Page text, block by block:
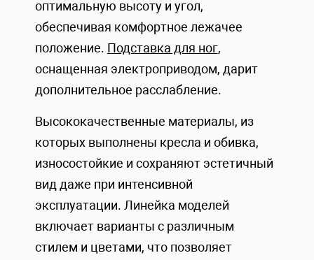
оптимальную высоту и угол,
обеспечивая комфортное лежачее
положение. Подставка для ног,
оснащенная электроприводом, дарит
дополнительное расслабление.
Высококачественные материалы, из
которых выполнены кресла и обивка,
износостойкие и сохраняют эстетичный
вид даже при интенсивной
эксплуатации. Линейка моделей
включает варианты с различным
стилем и цветами, что позволяет